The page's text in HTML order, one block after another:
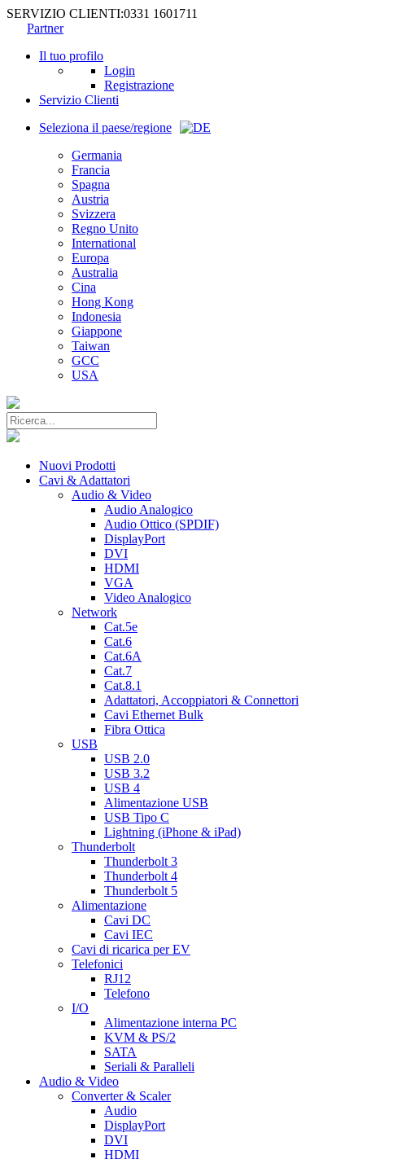
SERVIZIO CLIENTI:0331 1601711
Partner
Il tuo profilo
Login
Registrazione
Servizio Clienti
Seleziona il paese/regione
Germania
Francia
Spagna
Austria
Svizzera
Regno Unito
International
Europa
Australia
Cina
Hong Kong
Indonesia
Giappone
Taiwan
GCC
USA
Nuovi Prodotti
Cavi & Adattatori
Audio & Video
Audio Analogico
Audio Ottico (SPDIF)
DisplayPort
DVI
HDMI
VGA
Video Analogico
Network
Cat.5e
Cat.6
Cat.6A
Cat.7
Cat.8.1
Adattatori, Accoppiatori & Connettori
Cavi Ethernet Bulk
Fibra Ottica
USB
USB 2.0
USB 3.2
USB 4
Alimentazione USB
USB Tipo C
Lightning (iPhone & iPad)
Thunderbolt
Thunderbolt 3
Thunderbolt 4
Thunderbolt 5
Alimentazione
Cavi DC
Cavi IEC
Cavi di ricarica per EV
Telefonici
RJ12
Telefono
I/O
Alimentazione interna PC
KVM & PS/2
SATA
Seriali & Paralleli
Audio & Video
Converter & Scaler
Audio
DisplayPort
DVI
HDMI